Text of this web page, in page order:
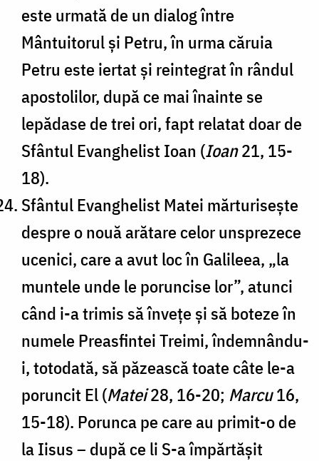
este urmată de un dialog între
Mântuitorul și Petru, în urma căruia
Petru este iertat și reintegrat în rândul
apostolilor, după ce mai înainte se
lepădase de trei ori, fapt relatat doar de
Sfântul Evanghelist Ioan (Ioan21, 15-
18).
Sfântul Evanghelist Matei mărturisește
despre o nouă arătare celor unsprezece
ucenici, care a avut loc în Galileea, „la
muntele unde le poruncise lor”, atunci
când i-a trimis să învețe și să boteze în
numele Preasfintei Treimi, îndemnându-
i, totodată, să păzească toate câte le-a
poruncit El (Matei28, 16-20; Marcu16,
15-18). Porunca pe care au primit-o de
la Iisus – după ce li S-a împărtășit